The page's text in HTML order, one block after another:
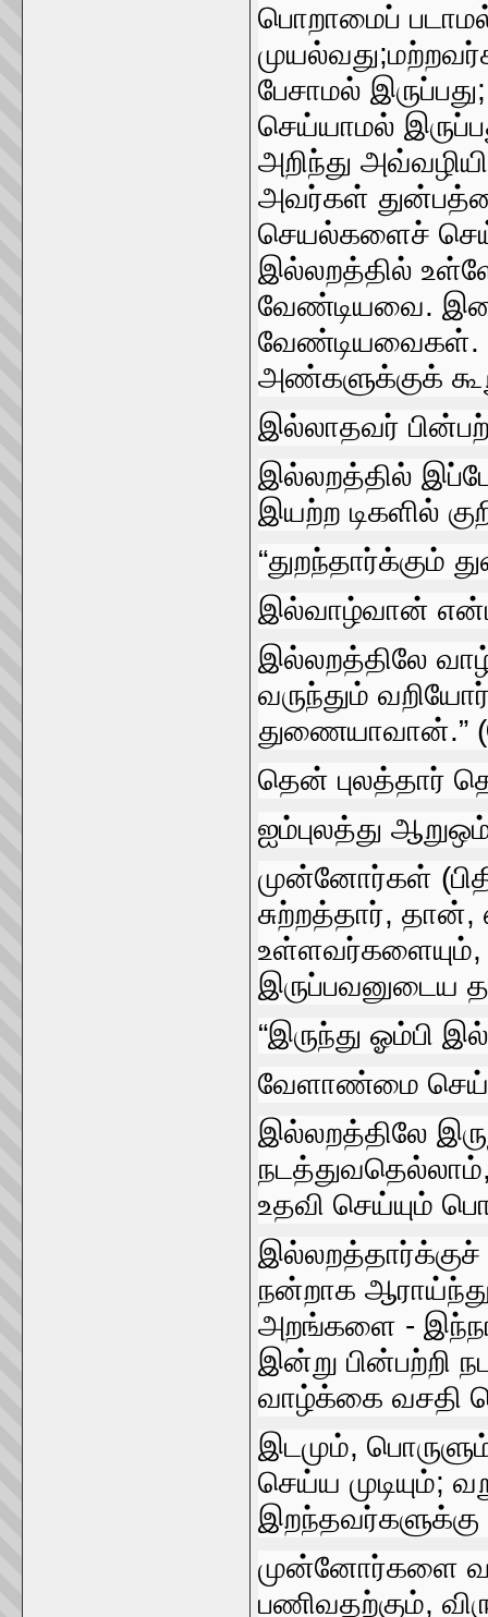
பொறாமைப்‌
பேசாமல்‌
செய்யாமல்‌
அறிந்து
அவர்கள்‌
செயல்‌களைச்‌
இல்லறத்தில்‌
வேண்டியவை.
வேண்டியவைகள்‌.
அண்களுக்குக்‌
இல்லாதவர்‌
இல்லறத்தில்‌
இயற்ற டிகளில்‌
“துறந்தார்க்கும்‌
இல்வாழ்வான்‌
இல்லறத்திலே
வருந்தும்‌
துணையாவான்‌.”
தென்‌ புலத்தார்‌
ஐம்புலத்து
முன்னோர்கள்‌
சுற்றத்தார்‌,
உள்ளவர்‌களையும்‌,
இருப்பவனுடைய
“இருந்து ஓம்பி
வேளாண்மை
இல்லறத்திலே
நடத்துவதெல்லாம்‌,
உதவி செய்யும்‌
நன்றாக
அறங்களை -
இன்று பின்பற்றி
வாழ்க்கை வசதி
இடமும்‌,
செய்ய முடியும்‌;
முன்னோர்களை
பணிவதற்கும்‌,